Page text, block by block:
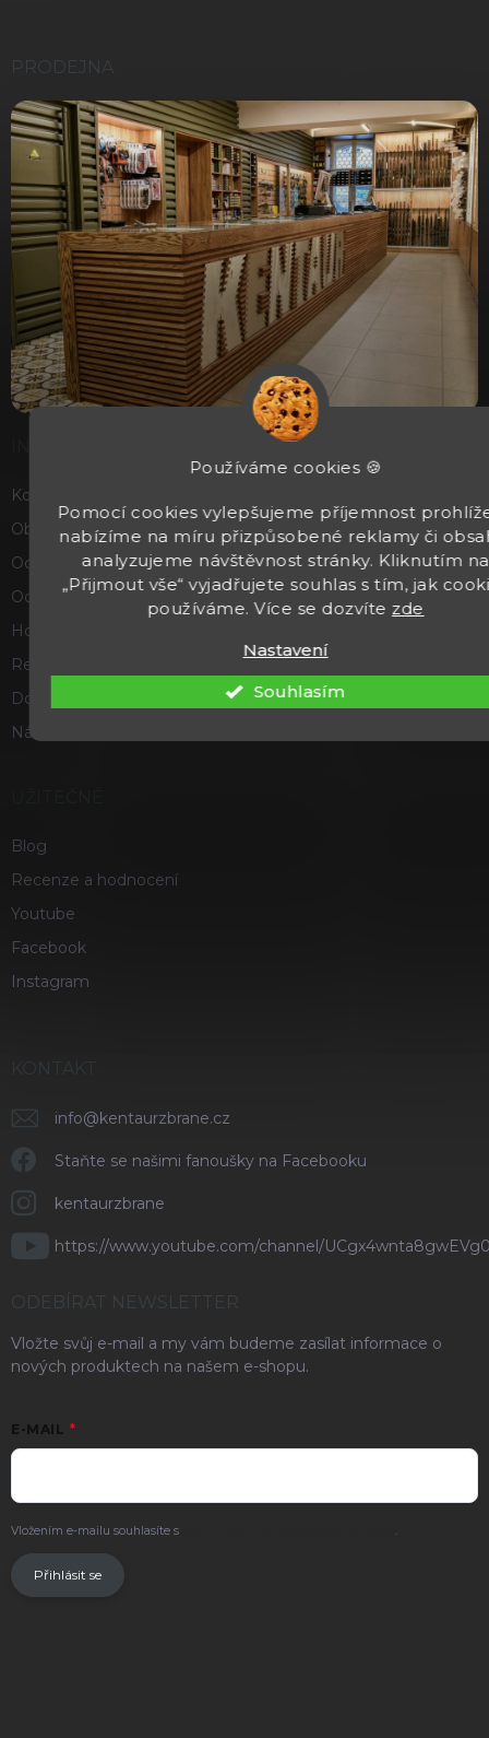
Používáme cookies 🍪
Pomocí cookies vylepšujeme příjemnost
nabízíme na míru přizpůsobené reklamy či
analyzujeme návštěvnost stránky. Kliknutím na
„Přijmout vše“ vyjadřujete souhlas s tím, jak
používáme. Více se dozvíte zde
Nastavení
Souhlasím
PRODEJNA
Kontakty
Obchodní podmínky
Ochrana osobních údajů
Odstoupení od smlouvy
Hodnocení obchodu
Reklamace a vrácení zboží
Doprava a platba
Náš příběh
Blog
Recenze a hodnocení
Youtube
Facebook
Instagram
info@kentaurzbrane.cz
Staňte se našimi fanoušky na Facebooku
kentaurzbrane
https://www.youtube.com/channel/
ODEBÍRAT NEWSLETTER
Vložte svůj e-mail a my vám budeme zasílat informace o
nových produktech na našem e-shopu.
E-MAIL
Vložením e-mailu souhlasíte s .
Přihlásit se